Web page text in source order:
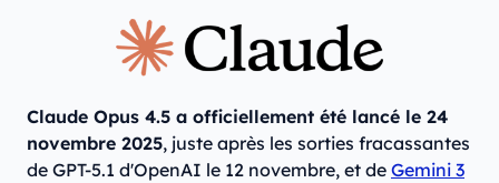
Claude Opus 4.5 a officiellement été lancé le 24
novembre 2025, juste après les sorties fracassantes
de GPT-5.1 d'OpenAI le 12 novembre, et de Gemini 3